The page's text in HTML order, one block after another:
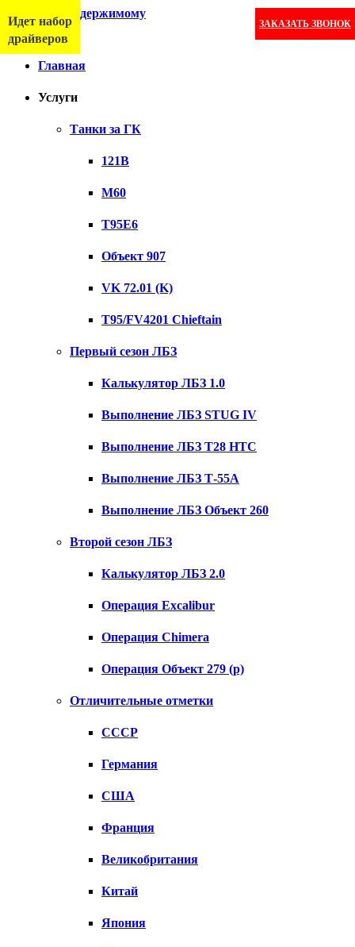
Перейти к содержимому
ЗАКАЗАТЬ ЗВОНОК
Меню
Главная
Услуги
Танки за ГК
121B
M60
T95E6
Объект 907
VK 72.01 (K)
T95/FV4201 Chieftain
Первый сезон ЛБЗ
Калькулятор ЛБЗ 1.0
Выполнение ЛБЗ STUG IV
Выполнение ЛБЗ T28 HTC
Выполнение ЛБЗ Т-55А
Выполнение ЛБЗ Объект 260
Второй сезон ЛБЗ
Калькулятор ЛБЗ 2.0
Операция Excalibur
Операция Chimera
Операция Объект 279 (р)
Отличительные отметки
СССР
Германия
США
Франция
Великобритания
Китай
Япония
Идет набор
драйверов